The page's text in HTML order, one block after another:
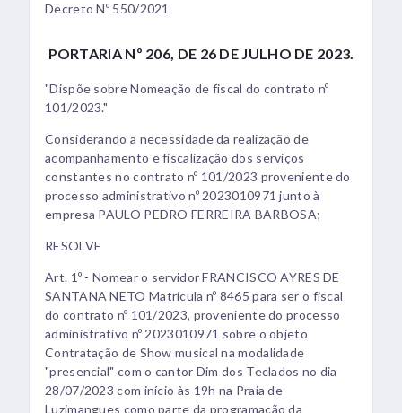
Decreto Nº 550/2021
PORTARIA Nº 206, DE 26 DE JULHO DE 2023.
"Dispõe sobre Nomeação de fiscal do contrato nº
101/2023."
Considerando a necessidade da realização de
acompanhamento e fiscalização dos serviços
constantes no contrato nº 101/2023 proveniente do
processo administrativo nº 2023010971 junto à
empresa PAULO PEDRO FERREIRA BARBOSA;
RESOLVE
Art. 1º - Nomear o servidor FRANCISCO AYRES DE
SANTANA NETO Matrícula nº 8465 para ser o fiscal
do contrato nº 101/2023, proveniente do processo
administrativo nº 2023010971 sobre o objeto
Contratação de Show musical na modalidade
"presencial" com o cantor Dim dos Teclados no dia
28/07/2023 com início às 19h na Praia de
Luzimangues como parte da programação da